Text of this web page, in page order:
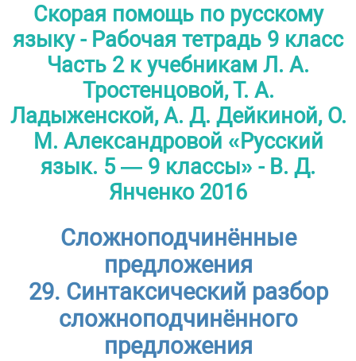
Скорая помощь по русскому
языку - Рабочая тетрадь 9 класс
Часть 2 к учебникам Л. А.
Тростенцовой, Т. А.
Ладыженской, А. Д. Дейкиной, О.
М. Александровой «Русский
язык. 5 — 9 классы» - В. Д.
Янченко 2016
Сложноподчинённые
предложения
29. Синтаксический разбор
сложноподчинённого
предложения